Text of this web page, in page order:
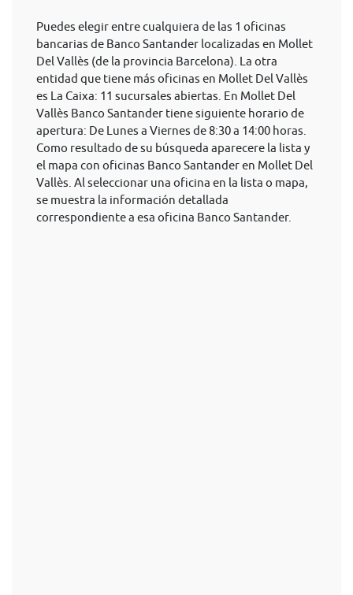
Puedes elegir entre cualquiera de las 1 oficinas
bancarias de Banco Santander localizadas en Mollet
Del Vallès (de la provincia Barcelona). La otra
entidad que tiene más oficinas en Mollet Del Vallès
es La Caixa: 11 sucursales abiertas. En Mollet Del
Vallès Banco Santander tiene siguiente horario de
apertura: De Lunes a Viernes de 8:30 a 14:00 horas.
Como resultado de su búsqueda aparecere la lista y
el mapa con oficinas Banco Santander en Mollet Del
Vallès. Al seleccionar una oficina en la lista o mapa,
se muestra la información detallada
correspondiente a esa oficina Banco Santander.